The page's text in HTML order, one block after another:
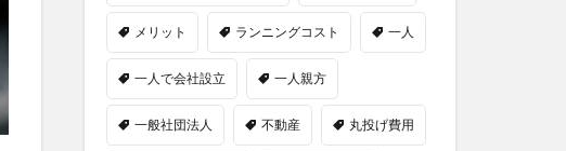
メリット ランニングコスト 一人
一人で会社設立 一人親方
一般社団法人 不動産 丸投げ費用